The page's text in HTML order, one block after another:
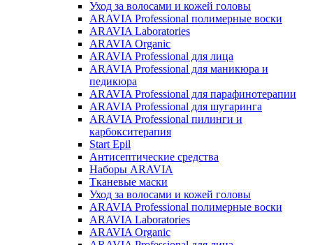
Уход за волосами и кожей головы
ARAVIA Professional полимерные воски
ARAVIA Laboratories
ARAVIA Organic
ARAVIA Professional для лица
ARAVIA Professional для маникюра и
педикюра
ARAVIA Professional для парафинотерапии
ARAVIA Professional для шугаринга
ARAVIA Professional пилинги и
карбокситерапия
Start Epil
Антисептические средства
Наборы ARAVIA
Тканевые маски
Уход за волосами и кожей головы
ARAVIA Professional полимерные воски
ARAVIA Laboratories
ARAVIA Organic